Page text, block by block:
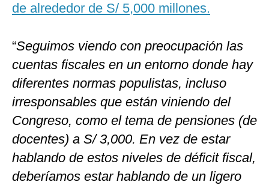
de alrededor de S/ 5,000 millones.
“Seguimos viendo con preocupación las
cuentas fiscales en un entorno donde hay
diferentes normas populistas, incluso
irresponsables que están viniendo del
Congreso, como el tema de pensiones (de
docentes) a S/ 3,000. En vez de estar
hablando de estos niveles de déficit fiscal,
deberíamos estar hablando de un ligero